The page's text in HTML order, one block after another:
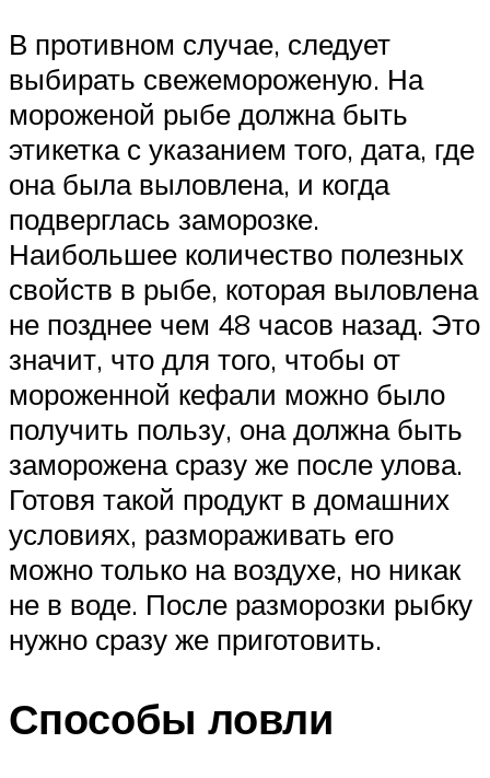
В противном случае, следует
выбирать свежемороженую. На
мороженой рыбе должна быть
этикетка с указанием того, дата, где
она была выловлена, и когда
подверглась заморозке.
Наибольшее количество полезных
свойств в рыбе, которая выловлена
не позднее чем 48 часов назад. Это
значит, что для того, чтобы от
мороженной кефали можно было
получить пользу, она должна быть
заморожена сразу же после улова.
Готовя такой продукт в домашних
условиях, размораживать его
можно только на воздухе, но никак
не в воде. После разморозки рыбку
нужно сразу же приготовить.
Способы ловли